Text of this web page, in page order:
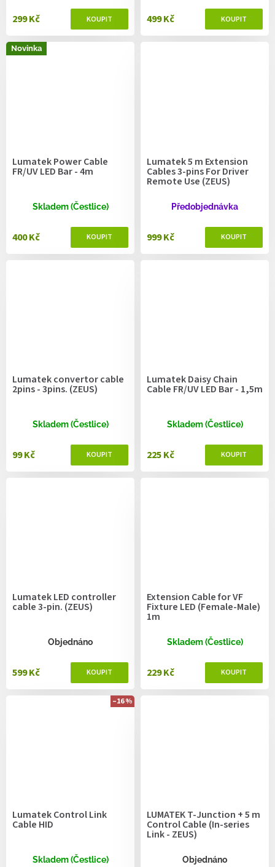
299 Kč 499 Kč
Novinka
Lumatek Power Cable
FR/UV LED Bar - 4m
Skladem (Čestlice)
400 Kč
Lumatek 5 m Extension
Cables 3-pins For Driver
Remote Use (ZEUS)
Předobjednávka
999 Kč
Lumatek convertor cable
2pins - 3pins. (ZEUS)
Skladem (Čestlice)
99 Kč
Lumatek Daisy Chain
Cable FR/UV LED Bar - 1,5m
Skladem (Čestlice)
225 Kč
Lumatek LED controller
cable 3-pin. (ZEUS)
Objednáno
599 Kč
Extension Cable for VF
Fixture LED (Female-Male)
1m
Skladem (Čestlice)
229 Kč
–16 %
Lumatek Control Link
Cable HID
Skladem (Čestlice)
LUMATEK T-Junction + 5 m
Control Cable (In-series
Link - ZEUS)
Objednáno